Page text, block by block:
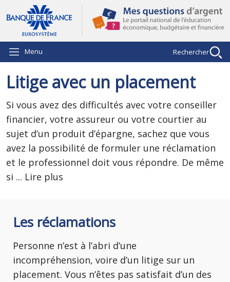
Aller au contenu principal
Menu Rechercher
Litige avec un placement
Si vous avez des difficultés avec votre conseiller
financier, votre assureur ou votre courtier au
sujet d’un produit d’épargne, sachez que vous
avez la possibilité de formuler une réclamation
et le professionnel doit vous répondre. De même
si ... Lire plus
Les réclamations
Personne n’est à l’abri d’une
incompréhension, voire d’un litige sur un
placement. Vous n’êtes pas satisfait d’un des